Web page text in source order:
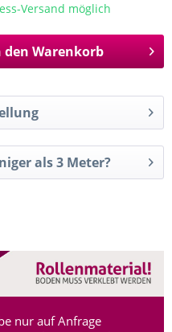
Versand möglich
den Warenkorb
Weniger als 3 Meter?
nur auf Anfrage